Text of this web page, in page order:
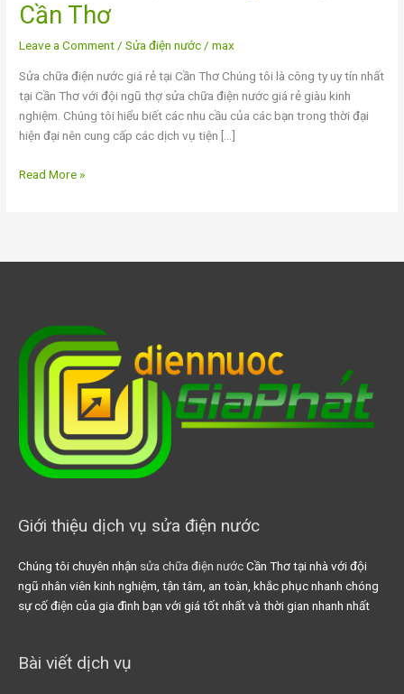
Cần Thơ
Leave a Comment /Sửa điện nước /max
Sửa chữa điện nước giá rẻ tại Cần Thơ Chúng tôi là công ty uy tín nhất
tại Cần Thơ với đội ngũ thợ sửa chữa điện nước giá rẻ giàu kinh
nghiệm. Chúng tôi hiểu biết các nhu cầu của các bạn trong thời đại
hiện đại nên cung cấp các dịch vụ tiện […]
Read More »
Giới thiệu dịch vụ sửa điện nước
Chúng tôi chuyên nhận sửa chữa điện nướcCần Thơ tại nhà với đội
ngũ nhân viên kinh nghiệm, tận tâm, an toàn, khắc phục nhanh chóng
sự cố điện của gia đình bạn với giá tốt nhất và thời gian nhanh nhất
Bài viết dịch vụ